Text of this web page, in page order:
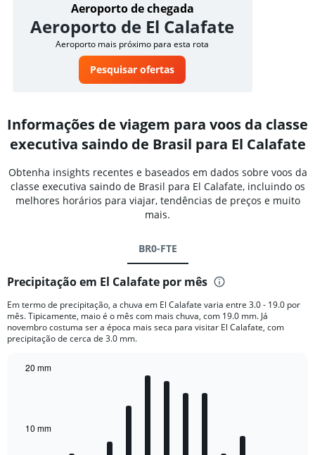
Aeroporto de chegada
Aeroporto de El Calafate
Aeroporto mais próximo para esta rota
Pesquisar ofertas
Informações de viagem para voos da classe
executiva saindo de Brasil para El Calafate
Obtenha insights recentes e baseados em dados sobre voos da
classe executiva saindo de Brasil para El Calafate, incluindo os
melhores horários para viajar, tendências de preços e muito
mais.
BR0-FTE
Precipitação em El Calafate por mês
Em termo de precipitação, a chuva em El Calafate varia entre 3.0 - 19.0 por
mês. Tipicamente, maio é o mês com mais chuva, com 19.0 mm. Já
novembro costuma ser a época mais seca para visitar El Calafate, com
precipitação de cerca de 3.0 mm.
bars.
10 mm
20 mm